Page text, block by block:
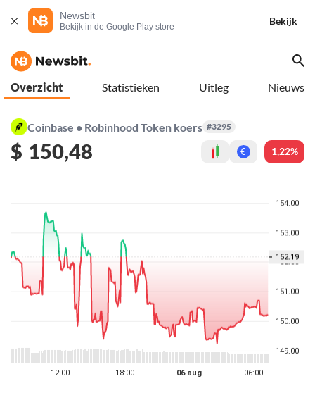
Newsbit
Bekijk in de Google Play store
Bekijk
Overzicht Statistieken Uitleg Nieuws
Coinbase • Robinhood Token koers #3295
$ 150,48 € 1,22%